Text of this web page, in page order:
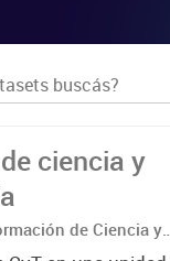
ciencia y
de Ciencia y
(SICYTAR)